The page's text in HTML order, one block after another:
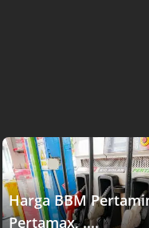
Harga BBM
Pertamax, ....